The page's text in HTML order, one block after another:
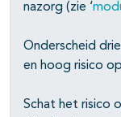
nazorg (zie ‘
Onderscheid
en hoog risico
Schat het risico